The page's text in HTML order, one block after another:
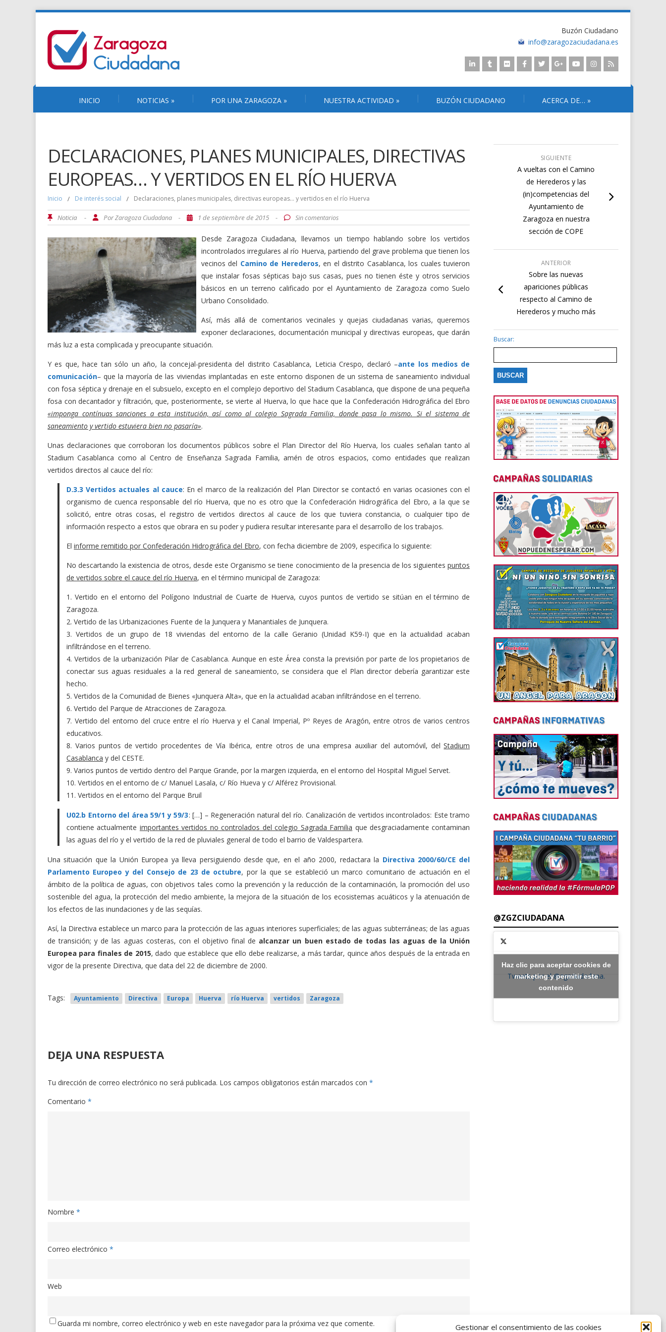
Gestionar el consentimiento de las cookies
Buzón Ciudadano
info@zaragozaciudadana.es
INICIO NOTICIAS » POR UNA ZARAGOZA » NUESTRA ACTIVIDAD » BUZÓN CIUDADANO ACERCA DE… »
DECLARACIONES, PLANES MUNICIPALES, DIRECTIVAS
EUROPEAS… Y VERTIDOS EN EL RÍO HUERVA
Inicio / De interés social / Declaraciones, planes municipales, directivas europeas… y vertidos en el río Huerva
Noticia - PorZaragoza Ciudadana - 1 de septiembre de 2015 - Sin comentarios
Desde Zaragoza Ciudadana, llevamos un tiempo hablando sobre los vertidos
incontrolados irregulares al río Huerva, partiendo del grave problema que tienen los
vecinos del Camino de Herederos, en el distrito Casablanca, los cuales tuvieron
que instalar fosas sépticas bajo sus casas, pues no tienen éste y otros servicios
básicos en un terreno calificado por el Ayuntamiento de Zaragoza como Suelo
Urbano Consolidado.
Así, más allá de comentarios vecinales y quejas ciudadanas varias, queremos
exponer declaraciones, documentación municipal y directivas europeas, que darán
más luz a esta complicada y preocupante situación.
Y es que, hace tan sólo un año, la concejal-presidenta del distrito Casablanca, Leticia Crespo, declaró –ante los medios de
comunicación– que la mayoría de las viviendas implantadas en este entorno disponen de un sistema de saneamiento individual
con fosa séptica y drenaje en el subsuelo, excepto en el complejo deportivo del Stadium Casablanca, que dispone de una pequeña
fosa con decantador y filtración, que, posteriormente, se vierte al Huerva, lo que hace que la Confederación Hidrográfica del Ebro
«imponga contínuas sanciones a esta institución, así como al colegio Sagrada Familia, donde pasa lo mismo. Si el sistema de
saneamiento y vertido estuviera bien no pasaría».
Unas declaraciones que corroboran los documentos públicos sobre el Plan Director del Río Huerva, los cuales señalan tanto al
Stadium Casablanca como al Centro de Enseñanza Sagrada Familia, amén de otros espacios, como entidades que realizan
vertidos directos al cauce del río:
D.3.3 Vertidos actuales al cauce: En el marco de la realización del Plan Director se contactó en varias ocasiones con el
organismo de cuenca responsable del río Huerva, que no es otro que la Confederación Hidrográfica del Ebro, a la que se
solicitó, entre otras cosas, el registro de vertidos directos al cauce de los que tuviera constancia, o cualquier tipo de
información respecto a estos que obrara en su poder y pudiera resultar interesante para el desarrollo de los trabajos.
El informe remitido por Confederación Hidrográfica del Ebro, con fecha diciembre de 2009, especifica lo siguiente:
No descartando la existencia de otros, desde este Organismo se tiene conocimiento de la presencia de los siguientespuntos
de vertidos sobre el cauce del río Huerva, en el término municipal de Zaragoza:
1. Vertido en el entorno del Polígono Industrial de Cuarte de Huerva, cuyos puntos de vertido se sitúan en el término de
Zaragoza.
2. Vertido de las Urbanizaciones Fuente de la Junquera y Manantiales de Junquera.
3. Vertidos de un grupo de 18 viviendas del entorno de la calle Geranio (Unidad K59-I) que en la actualidad acaban
infiltrándose en el terreno.
4. Vertidos de la urbanización Pilar de Casablanca. Aunque en este Área consta la previsión por parte de los propietarios de
conectar sus aguas residuales a la red general de saneamiento, se considera que el Plan director debería garantizar este
hecho.
5. Vertidos de la Comunidad de Bienes «Junquera Alta», que en la actualidad acaban infiltrándose en el terreno.
6. Vertido del Parque de Atracciones de Zaragoza.
7. Vertido del entorno del cruce entre el río Huerva y el Canal Imperial, Pº Reyes de Aragón, entre otros de varios centros
educativos.
8. Varios puntos de vertido procedentes de Vía Ibérica, entre otros de una empresa auxiliar del automóvil, delStadium
Casablanca y del CESTE.
9. Varios puntos de vertido dentro del Parque Grande, por la margen izquierda, en el entorno del Hospital Miguel Servet.
10. Vertidos en el entorno de c/ Manuel Lasala, c/ Río Hueva y c/ Alférez Provisional.
11. Vertidos en el entorno del Parque Bruil
U02.b Entorno del área 59/1 y 59/3: […] – Regeneración natural del río. Canalización de vertidos incontrolados: Este tramo
contiene actualmente importantes vertidos no controlados del colegio Sagrada Familia que desgraciadamente contaminan
las aguas del río y el vertido de la red de pluviales general de todo el barrio de Valdespartera.
Una situación que la Unión Europea ya lleva persiguiendo desde que, en el año 2000, redactara la Directiva 2000/60/CE del
Parlamento Europeo y del Consejo de 23 de octubre, por la que se estableció un marco comunitario de actuación en el
ámbito de la política de aguas, con objetivos tales como la prevención y la reducción de la contaminación, la promoción del uso
sostenible del agua, la protección del medio ambiente, la mejora de la situación de los ecosistemas acuáticos y la atenuación de
los efectos de las inundaciones y de las sequías.
Así, la Directiva establece un marco para la protección de las aguas interiores superficiales; de las aguas subterráneas; de las aguas
de transición; y de las aguas costeras, con el objetivo final de alcanzar un buen estado de todas las aguas de la Unión
Europea para finales de 2015, dado que establece que ello debe realizarse, a más tardar, quince años después de la entrada en
vigor de la presente Directiva, que data del 22 de diciembre de 2000.
Tags: Ayuntamiento Directiva Europa Huerva río Huerva vertidos Zaragoza
DEJA UNA RESPUESTA
Tu dirección de correo electrónico no será publicada. Los campos obligatorios están marcados con *
Comentario *
Nombre *
Correo electrónico *
Web
Guarda mi nombre, correo electrónico y web en este navegador para la próxima vez que comente.
SIGUIENTE
A vueltas con el Camino
de Herederos y las
(in)competencias del
Ayuntamiento de
Zaragoza en nuestra
sección de COPE
ANTERIOR
Sobre las nuevas
apariciones públicas
respecto al Camino de
Herederos y mucho más
Buscar:
@ZGZCIUDADANA
Tweets por el @zgzciudadana.
Haz clic para aceptar cookies de
marketing y permitir este
contenido